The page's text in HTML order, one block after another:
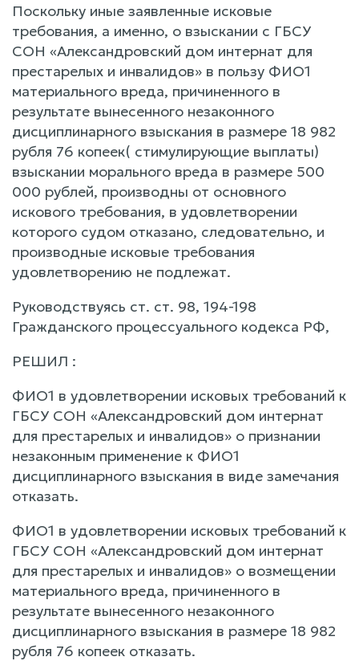
Поскольку иные заявленные исковые
требования, а именно, о взыскании с ГБСУ
СОН «Александровский дом интернат для
престарелых и инвалидов» в пользу ФИО1
материального вреда, причиненного в
результате вынесенного незаконного
дисциплинарного взыскания в размере 18 982
рубля 76 копеек( стимулирующие выплаты)
взыскании морального вреда в размере 500
000 рублей, производны от основного
искового требования, в удовлетворении
которого судом отказано, следовательно, и
производные исковые требования
удовлетворению не подлежат.
Руководствуясь ст. ст. 98, 194-198
Гражданского процессуального кодекса РФ,
РЕШИЛ :
ФИО1 в удовлетворении исковых требований к
ГБСУ СОН «Александровский дом интернат
для престарелых и инвалидов» о признании
незаконным применение к ФИО1
дисциплинарного взыскания в виде замечания
отказать.
ФИО1 в удовлетворении исковых требований к
ГБСУ СОН «Александровский дом интернат
для престарелых и инвалидов» о возмещении
материального вреда, причиненного в
результате вынесенного незаконного
дисциплинарного взыскания в размере 18 982
рубля 76 копеек отказать.